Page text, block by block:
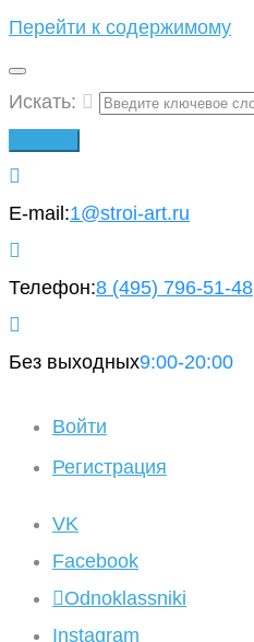
Перейти к содержимому
Искать:
E-mail:1@stroi-art.ru
Телефон:8 (495) 796-51-48
Без выходных9:00-20:00
Войти
Регистрация
VK
Facebook
Odnoklassniki
Instagram